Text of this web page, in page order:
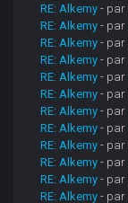
RE: Alkemy - par
RE: Alkemy - par
RE: Alkemy - par
RE: Alkemy - par
RE: Alkemy - par
RE: Alkemy - par
RE: Alkemy - par
RE: Alkemy - par
RE: Alkemy - par
RE: Alkemy - par
RE: Alkemy - par
RE: Alkemy - par